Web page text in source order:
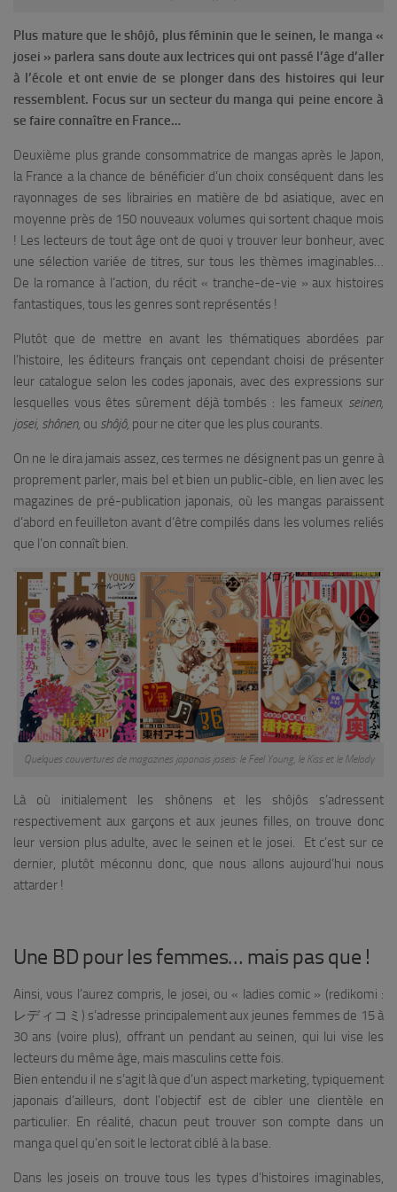
Plus mature que le shôjô, plus féminin que le seinen, le manga «
josei » parlera sans doute aux lectrices qui ont passé l’âge d’aller
à l’école et ont envie de se plonger dans des histoires qui leur
ressemblent. Focus sur un secteur du manga qui peine encore à
se faire connaître en France…
Deuxième plus grande consommatrice de mangas après le Japon,
la France a la chance de bénéficier d’un choix conséquent dans les
rayonnages de ses librairies en matière de bd asiatique, avec en
moyenne près de 150 nouveaux volumes qui sortent chaque mois
! Les lecteurs de tout âge ont de quoi y trouver leur bonheur, avec
une sélection variée de titres, sur tous les thèmes imaginables…
De la romance à l’action, du récit « tranche-de-vie » aux histoires
fantastiques, tous les genres sont représentés !
Plutôt que de mettre en avant les thématiques abordées par
l’histoire, les éditeurs français ont cependant choisi de présenter
leur catalogue selon les codes japonais, avec des expressions sur
lesquelles vous êtes sûrement déjà tombés : les fameux seinen,
josei, shônen, ou shôjô, pour ne citer que les plus courants.
On ne le dira jamais assez, ces termes ne désignent pas un genre à
proprement parler, mais bel et bien un public-cible, en lien avec les
magazines de pré-publication japonais, où les mangas paraissent
d’abord en feuilleton avant d’être compilés dans les volumes reliés
que l’on connaît bien.
Quelques couvertures de magazines japonais joseis: le Feel Young, le Kiss et le Melody
Là où initialement les shônens et les shôjôs s’adressent
respectivement aux garçons et aux jeunes filles, on trouve donc
leur version plus adulte, avec le seinen et le josei. Et c’est sur ce
dernier, plutôt méconnu donc, que nous allons aujourd’hui nous
attarder !
Une BD pour les femmes… mais pas que !
Ainsi, vous l’aurez compris, le josei, ou « ladies comic » (redikomi :
レディコミ) s’adresse principalement aux jeunes femmes de 15 à
30 ans (voire plus), offrant un pendant au seinen, qui lui vise les
lecteurs du même âge, mais masculins cette fois.
Bien entendu il ne s’agit là que d’un aspect marketing, typiquement
japonais d’ailleurs, dont l’objectif est de cibler une clientèle en
particulier. En réalité, chacun peut trouver son compte dans un
manga quel qu’en soit le lectorat ciblé à la base.
Dans les joseis on trouve tous les types d’histoires imaginables,